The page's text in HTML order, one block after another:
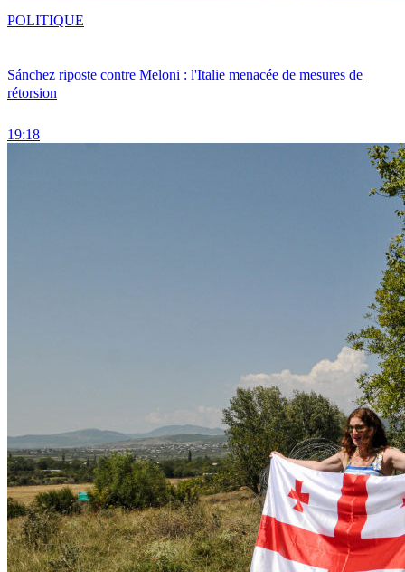
Sánchez riposte contre Meloni : l'Italie menacée de mesures de
rétorsion
19:18
POLITIQUE